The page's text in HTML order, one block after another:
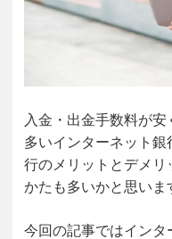
入金・出金手数料が
多いインターネット
行のメリットとデメ
かたも多いかと思いま
今回の記事ではインタ